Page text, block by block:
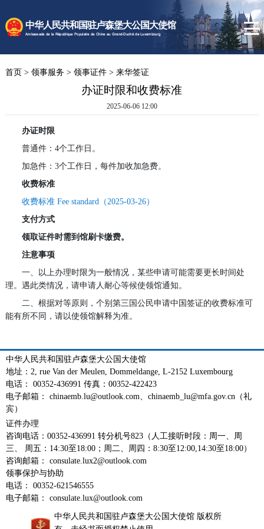
中华人民共和国驻卢森堡大公国大使馆
Ambassade de la République Populaire de Chine au Grand-Duché de Luxembourg
使馆速递
卢森堡概况
领事服务
首页 > 领事服务 > 领事证件> 来华签证
办证时限和收费标准
2025-06-06 12:00
办证时限
普通件：4个工作日。
加急件：3个工作日，每件加收加急费。
收费标准
收费标准 Fee standard（2025-03-26）
支付方式
领取证件时需到馆刷卡缴费。
注意事项
一、以上办理时限为一般情况，某些申请可能需要更长时间处
理。遇此类情况，请申请人耐心等候使领馆通知。
二、根据对等原则，个别第三国公民申请中国签证的收费标准可
能有所不同，请以使领馆解释为准。
中华人民共和国驻卢森堡大公国大使馆
地址：2, rue Van der Meulen, Dommeldange, L-2152 Luxembourg
电话： 00352-436991 传真：00352-422423
电子邮箱： chinaemb.lu@outlook.com、chinaemb_lu@mfa.gov.cn（礼
宾）
证件办理
咨询电话：00352-436991 转分机号823（人工接听时段：周一、周
三、 周五：14:30至18:00；周二、周四：8:30至12:00,14:30至18:00）
咨询邮箱： consulate.lux2@outlook.com
领事保护与协助
电话： 00352-621546555
电子邮箱： consulate.lux@outlook.com
中华人民共和国驻卢森堡大公国大使馆 版权所